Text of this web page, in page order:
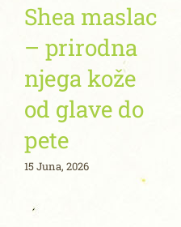
Shea maslac
– prirodna
njega kože
od glave do
pete
15 Juna, 2026